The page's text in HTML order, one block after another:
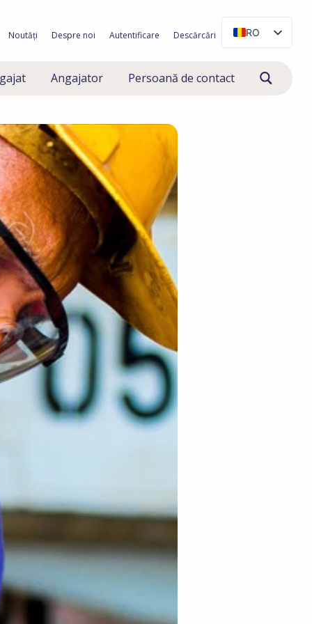
Noutăți Despre noi Autentificare Descărcări
RO
Angajator Persoană de contact